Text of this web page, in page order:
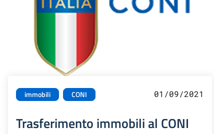
immobili CONI 01/09/2021
Trasferimento immobili al CONI